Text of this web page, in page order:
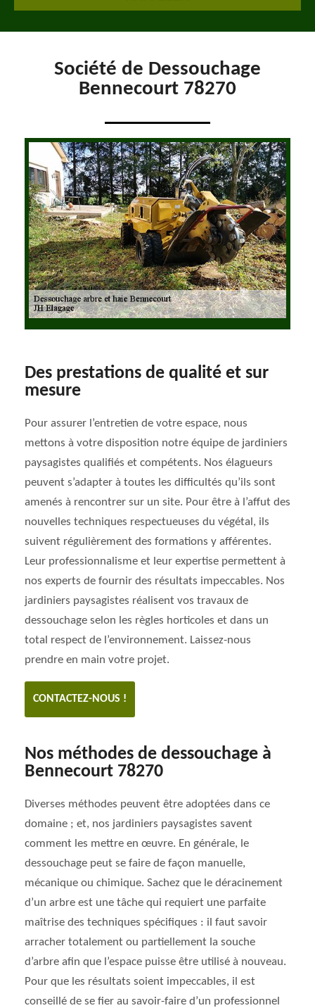
Société de Dessouchage
Bennecourt 78270
Des prestations de qualité et sur
mesure
Pour assurer l’entretien de votre espace, nous
mettons à votre disposition notre équipe de jardiniers
paysagistes qualifiés et compétents. Nos élagueurs
peuvent s’adapter à toutes les difficultés qu’ils sont
amenés à rencontrer sur un site. Pour être à l’affut des
nouvelles techniques respectueuses du végétal, ils
suivent régulièrement des formations y afférentes.
Leur professionnalisme et leur expertise permettent à
nos experts de fournir des résultats impeccables. Nos
jardiniers paysagistes réalisent vos travaux de
dessouchage selon les règles horticoles et dans un
total respect de l’environnement. Laissez-nous
prendre en main votre projet.
CONTACTEZ-NOUS !
Nos méthodes de dessouchage à
Bennecourt 78270
Diverses méthodes peuvent être adoptées dans ce
domaine ; et, nos jardiniers paysagistes savent
comment les mettre en œuvre. En générale, le
dessouchage peut se faire de façon manuelle,
mécanique ou chimique. Sachez que le déracinement
d’un arbre est une tâche qui requiert une parfaite
maîtrise des techniques spécifiques : il faut savoir
arracher totalement ou partiellement la souche
d’arbre afin que l’espace puisse être utilisé à nouveau.
Pour que les résultats soient impeccables, il est
conseillé de se fier au savoir-faire d’un professionnel